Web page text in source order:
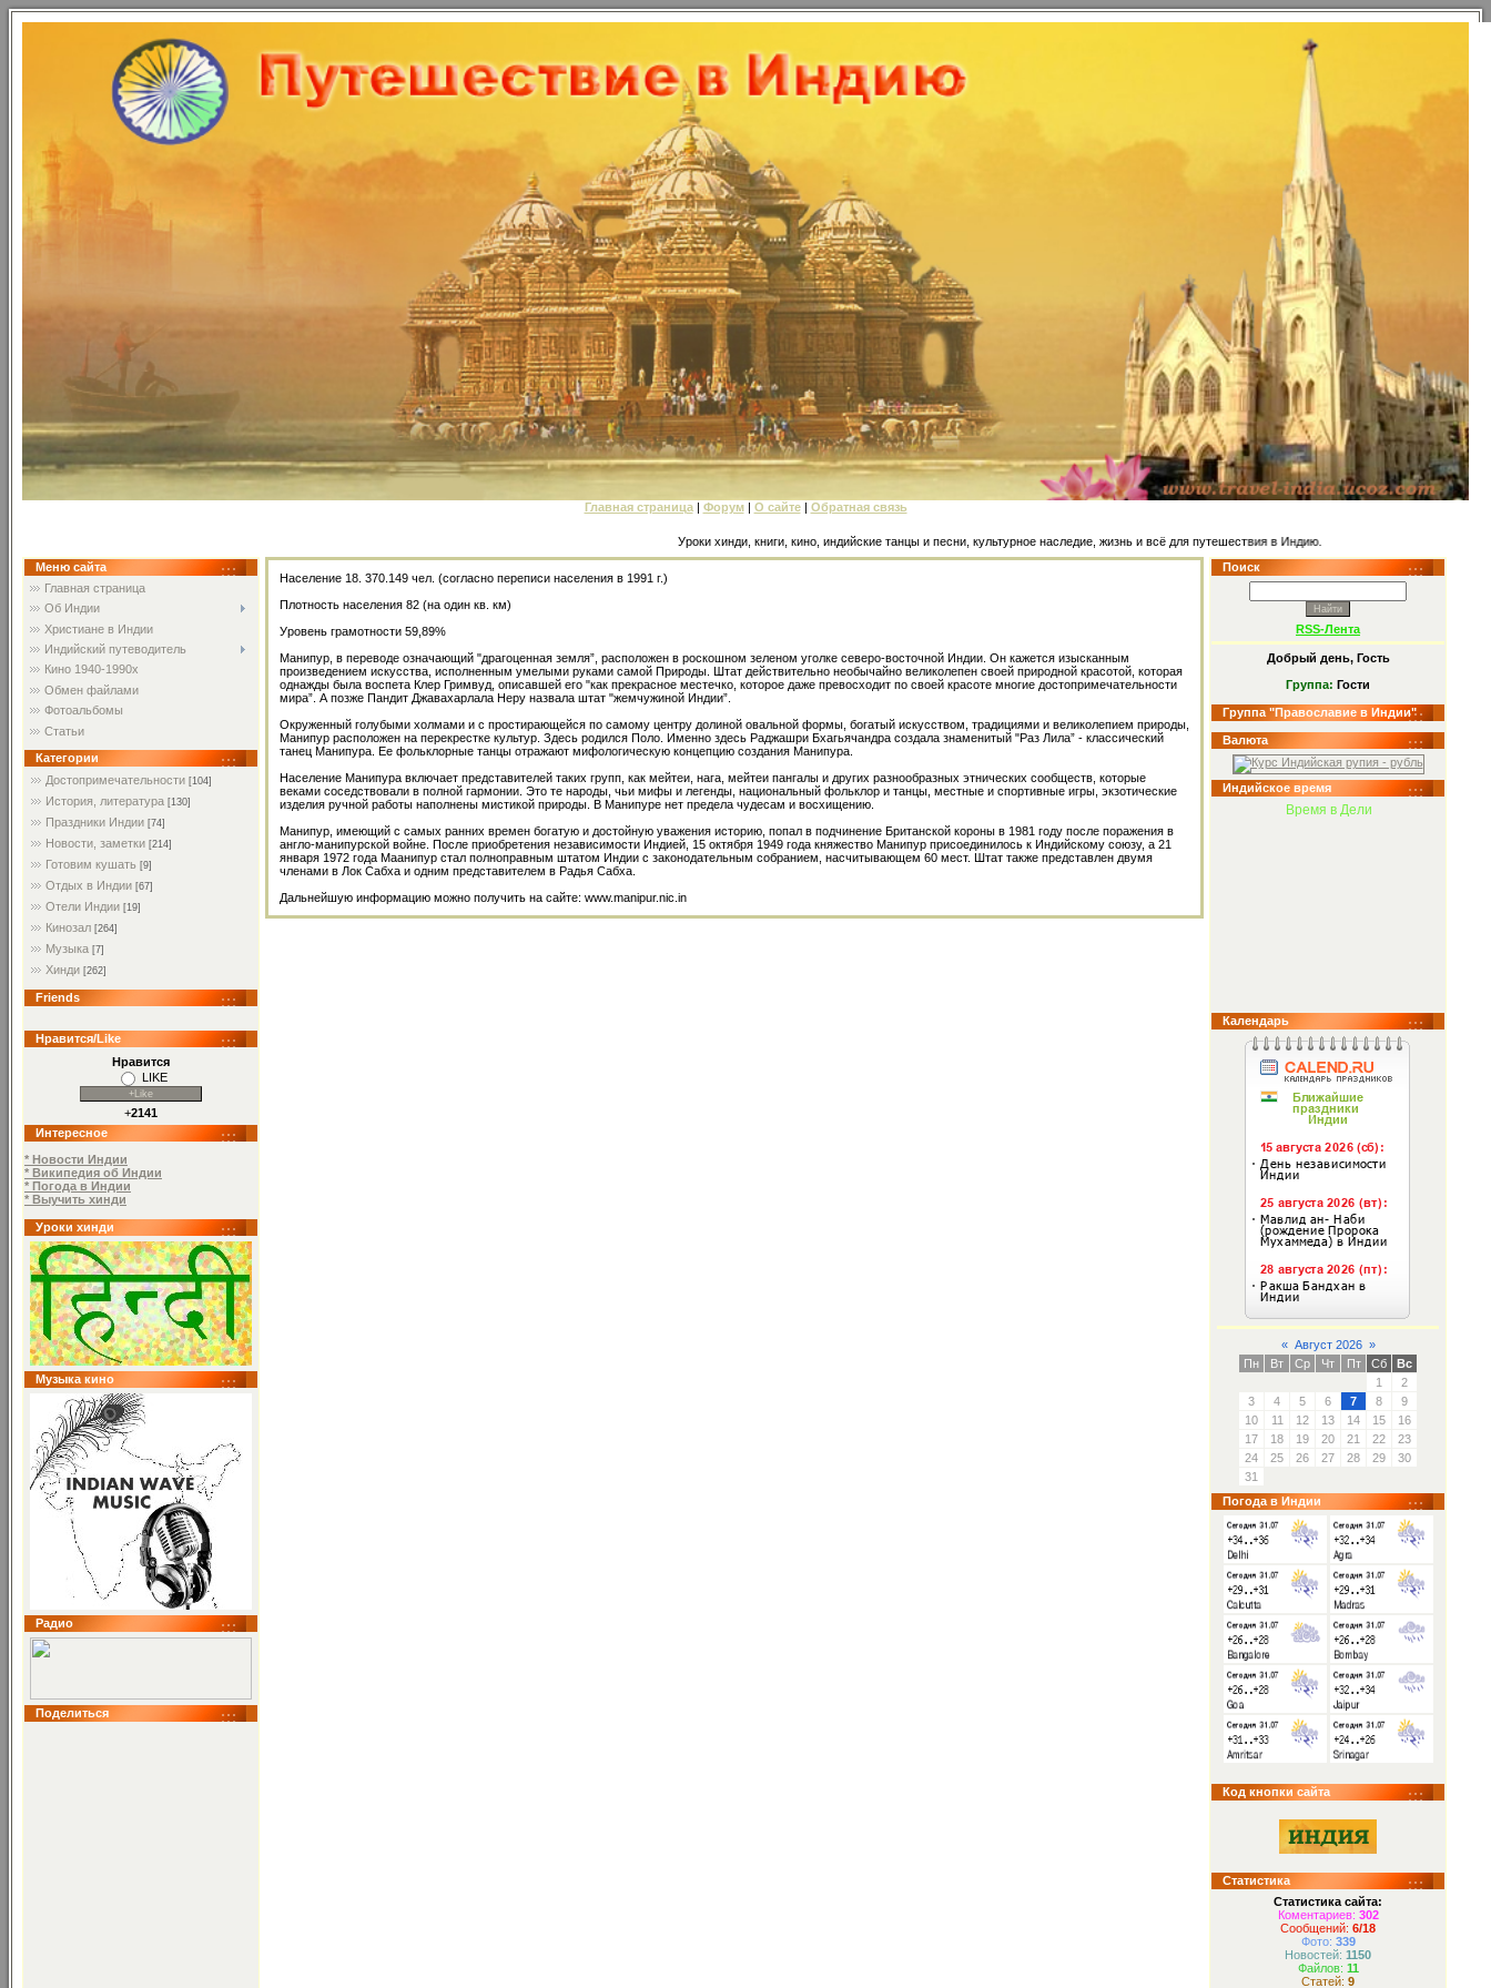
Главная страница Форум| О сайте| Обратная связь
Уроки хинди, книги, кино, индийские танцы и песни, культурное наследие, жизнь и всё для путешествия в Индию.
Меню сайта
Главная страница
Об Индии
Христиане в Индии
Индийский путеводитель
Кино 1940-1990х
Обмен файлами
Фотоальбомы
Статьи
Категории
Достопримечательности [104]
История, литература [130]
Праздники Индии [74]
Новости, заметки [214]
Готовим кушать [9]
Отдых в Индии [67]
Отели Индии [19]
Кинозал [264]
Музыка [7]
Хинди [262]
Friends
Нравится/Like
Нравится
LIKE
+2141
Интересное
* Новости Индии
* Википедия об Индии
* Погода в Индии
* Выучить хинди
Уроки хинди
Музыка кино
Радио
Поделиться
Население 18. 370.149 чел. (согласно переписи населения в 1991 г.)
Плотность населения 82 (на один кв. км)
Уровень грамотности 59,89%
Манипур, в переводе означающий "драгоценная земля”, расположен в роскошном зеленом уголке северо-восточной Индии. Он кажется изысканным
произведением искусства, исполненным умелыми руками самой Природы. Штат действительно необычайно великолепен своей природной красотой, которая
однажды была воспета Клер Гримвуд, описавшей его "как прекрасное местечко, которое даже превосходит по своей красоте многие достопримечательности
мира”. А позже Пандит Джавахарлала Неру назвала штат "жемчужиной Индии”.
Окруженный голубыми холмами и с простирающейся по самому центру долиной овальной формы, богатый искусством, традициями и великолепием природы,
Манипур расположен на перекрестке культур. Здесь родился Поло. Именно здесь Раджашри Бхагьячандра создала знаменитый "Раз Лила” - классический
танец Манипура. Ее фольклорные танцы отражают мифологическую концепцию создания Манипура.
Население Манипура включает представителей таких групп, как мейтеи, нага, мейтеи пангалы и других разнообразных этнических сообществ, которые
веками соседствовали в полной гармонии. Это те народы, чьи мифы и легенды, национальный фольклор и танцы, местные и спортивные игры, экзотические
изделия ручной работы наполнены мистикой природы. В Манипуре нет предела чудесам и восхищению.
Манипур, имеющий с самых ранних времен богатую и достойную уважения историю, попал в подчинение Британской короны в 1981 году после поражения в
англо-манипурской войне. После приобретения независимости Индией, 15 октября 1949 года княжество Манипур присоединилось к Индийскому союзу, а 21
января 1972 года Маанипур стал полноправным штатом Индии с законодательным собранием, насчитывающем 60 мест. Штат также представлен двумя
членами в Лок Сабха и одним представителем в Радья Сабха.
Дальнейшую информацию можно получить на сайте: www.manipur.nic.in
Поиск
RSS-Лента
Добрый день, Гость
Группа: Гости
Группа "Православие в Индии"
Валюта
Индийское время
Время в Дели
Календарь
« Август 2026 »
Пн
Вт Ср Чт Пт Сб
Вс
1
2
3
4 5 6 7 8
9
10
11 12 13 14 15
16
17
18 19 20 21 22
23
24
25 26 27 28 29
30
31
Погода в Индии
Код кнопки сайта
Статистика
Статистика сайта:
Коментариев: 302
Сообщений: 6/18
Фото: 339
Новостей: 1150
Файлов: 11
Статей: 9